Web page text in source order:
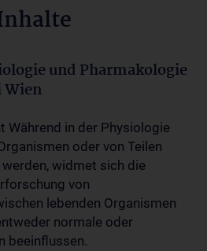
und Pharmakologie
Wien
Während in der Physiologie
oder von Teilen
widmet sich die
von
lebenden Organismen
normale oder
beeinflussen.